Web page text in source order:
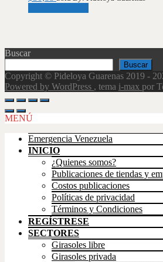
Buscar
Buscar
Copyright © Pideloya Guarenas 2019 -
Powered by WordPress , tema i-max por
Scroll
Up
MENÚ
Emergencia Venezuela
INICIO
¿Quienes somos?
Publicaciones de tiendas y
Costos publicaciones
Políticas de privacidad
Términos y Condiciones
REGÍSTRESE
SECTORES
Girasoles libre
Girasoles privada